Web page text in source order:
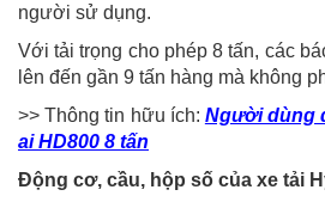
người sử dụng.
Với tải trọng cho phép 8 tấn, các
lên đến gần 9 tấn hàng mà không
>> Thông tin hữu ích: Người dùng
ai HD800 8 tấn
Động cơ, cầu, hộp số của xe tải